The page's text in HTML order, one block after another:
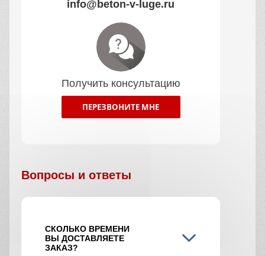
info@beton-v-luge.ru
Получить консультацию
ПЕРЕЗВОНИТЕ МНЕ
Вопросы и ответы
СКОЛЬКО ВРЕМЕНИ
ВЫ ДОСТАВЛЯЕТЕ
ЗАКАЗ?